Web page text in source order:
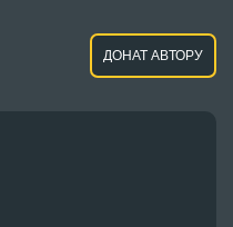
ДОНАТ АВТОРУ